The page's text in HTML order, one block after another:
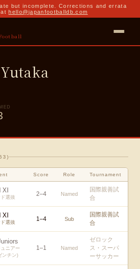
but incomplete. Corrections and errata
hello@japanfootballdb.com
)
Score Role Tournament
選抜 2–4 Named
国際親善試
合
XI
選抜 1–4 Sub
国際親善試
合
ニアー
ンチン)
1–1 Named
ゼロック
ス・スーパ
ーサッカー